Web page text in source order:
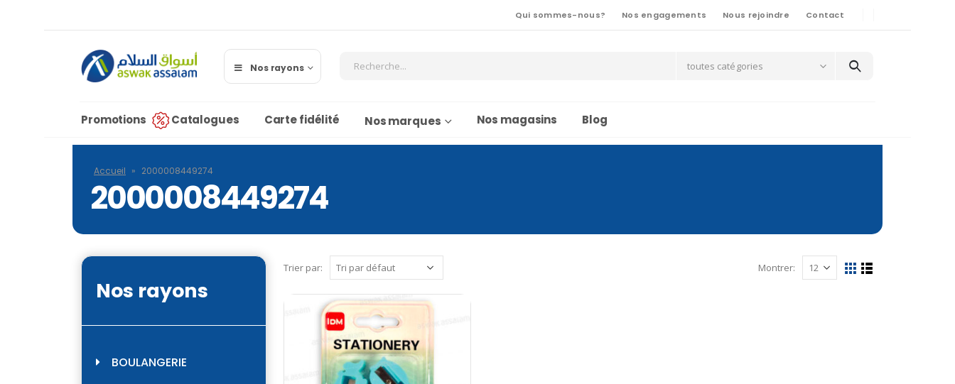
Qui sommes-nous? Nos engagements Nous rejoindre Contact
Nos rayons toutes catégories
Promotions Catalogues Carte fidélité Nos marques Nos magasins Blog
Accueil » 2000008449274
2000008449274
Trier par: Montrer:
Nos rayons
BOULANGERIE